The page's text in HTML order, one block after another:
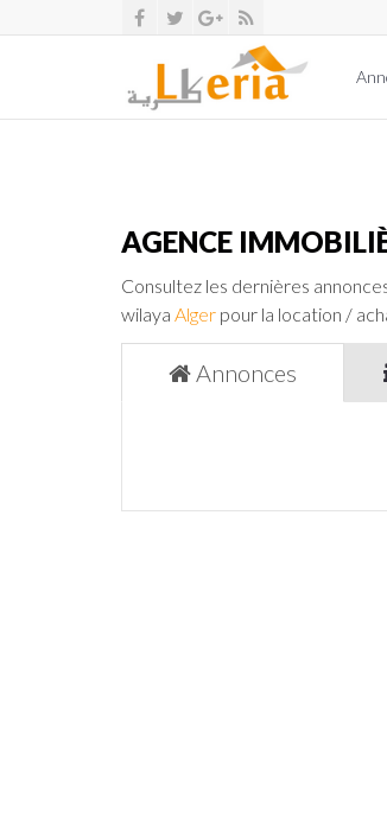
AGENCE
Consultez les dernières
wilaya Alger pour la location /
Annonces